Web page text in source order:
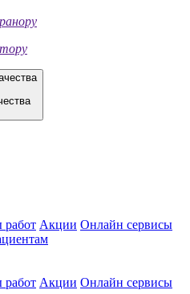
Акции Онлайн сервисы
Акции Онлайн сервисы